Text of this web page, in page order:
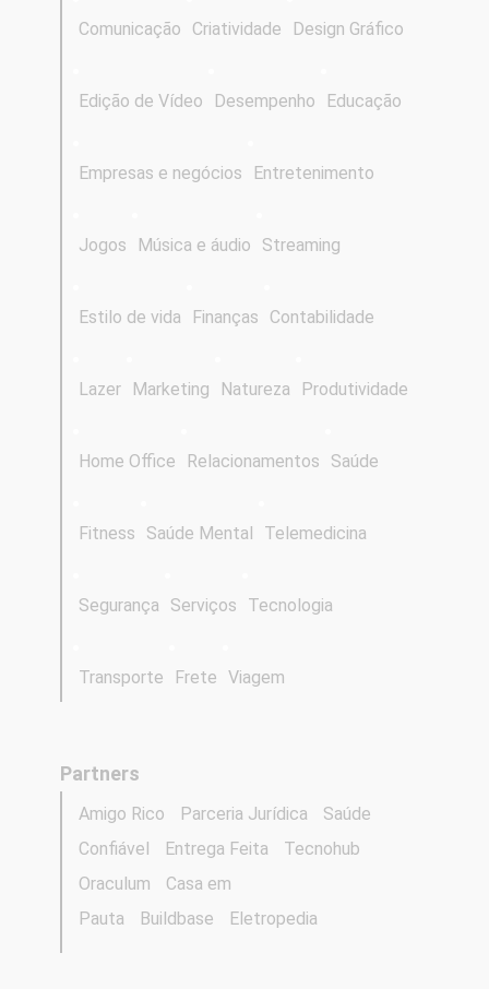
Comunicação Criatividade Design Gráfico
Edição de Vídeo Desempenho Educação
Empresas e negócios Entretenimento
Jogos Música e áudio Streaming
Estilo de vida Finanças Contabilidade
Lazer Marketing Natureza Produtividade
Home Office Relacionamentos Saúde
Fitness Saúde Mental Telemedicina
Segurança Serviços Tecnologia
Transporte Frete Viagem
Partners
Amigo Rico Parceria Jurídica
Saúde
Confiável
Entrega Feita
Tecnohub
Oraculum
Casa em
Pauta
Buildbase Eletropedia